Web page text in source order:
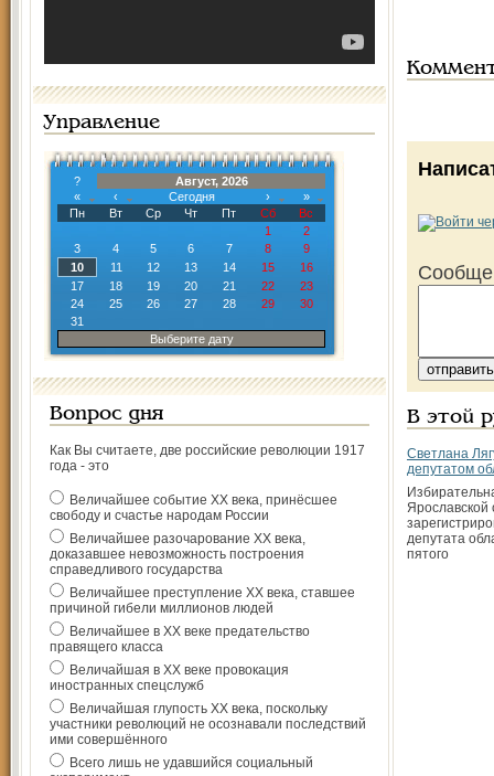
Управление
?
Август, 2026
«
‹ Сегодня ›
»
Пн
Вт Ср Чт Пт Сб
Вс
1
2
3
4 5 6 7 8
9
10
11 12 13 14 15
16
17
18 19 20 21 22
23
24
25 26 27 28 29
30
31
Выберите дату
Вопрос дня
Как Вы считаете, две российские революции 1917
года - это
Величайшее событие ХХ века, принёсшее
свободу и счастье народам России
Величайшее разочарование ХХ века,
доказавшее невозможность построения
справедливого государства
Величайшее преступление ХХ века, ставшее
причиной гибели миллионов людей
Величайшее в ХХ веке предательство
правящего класса
Величайшая в ХХ веке провокация
иностранных спецслужб
Величайшая глупость ХХ века, поскольку
участники революций не осознавали последствий
ими совершённого
Всего лишь не удавшийся социальный
В этой
Светлана
депутатом
Ярославской
депутата
пятого